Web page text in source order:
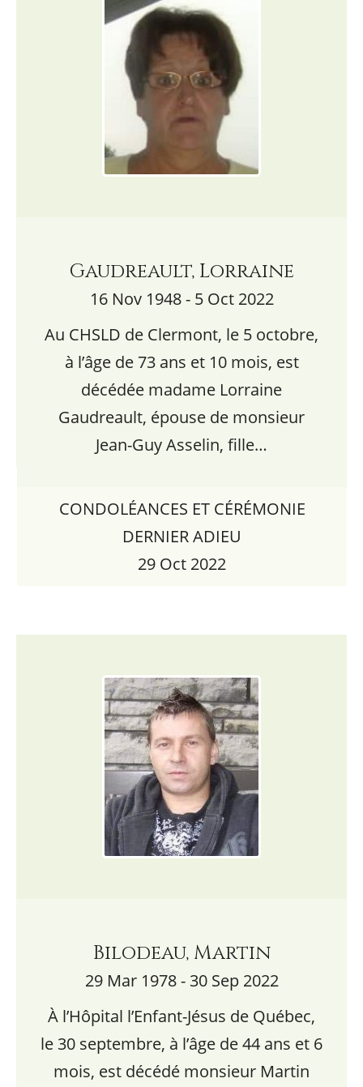
Gaudreault, Lorraine
16 Nov 1948 - 5 Oct 2022
Au CHSLD de Clermont, le 5 octobre,
à l’âge de 73 ans et 10 mois, est
décédée madame Lorraine
Gaudreault, épouse de monsieur
Jean-Guy Asselin, fille…
CONDOLÉANCES ET CÉRÉMONIE
DERNIER ADIEU
29 Oct 2022
Bilodeau, Martin
29 Mar 1978 - 30 Sep 2022
À l’Hôpital l’Enfant-Jésus de Québec,
le 30 septembre, à l’âge de 44 ans et 6
mois, est décédé monsieur Martin